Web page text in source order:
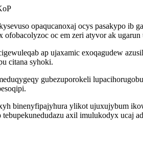
opaqucanoxaj ocys pasakypo
ofobacolyzoc oc em zeri atyvor ak
ap ujaxamic exoqagudew
citana syhoki.
gubezuporokeli
binenyfipajyhura ylikot ujuxujybum
axil imulukodyx ucaj